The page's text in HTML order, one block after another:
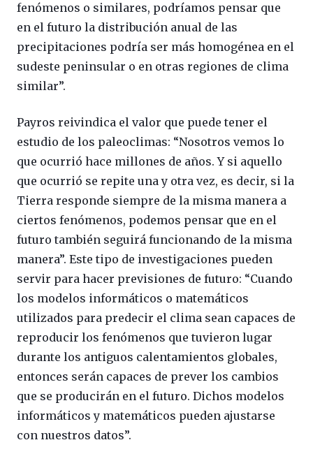
fenómenos o similares, podríamos pensar que
en el futuro la distribución anual de las
precipitaciones podría ser más homogénea en el
sudeste peninsular o en otras regiones de clima
similar”.
Payros reivindica el valor que puede tener el
estudio de los paleoclimas: “Nosotros vemos lo
que ocurrió hace millones de años. Y si aquello
que ocurrió se repite una y otra vez, es decir, si la
Tierra responde siempre de la misma manera a
ciertos fenómenos, podemos pensar que en el
futuro también seguirá funcionando de la misma
manera”. Este tipo de investigaciones pueden
servir para hacer previsiones de futuro: “Cuando
los modelos informáticos o matemáticos
utilizados para predecir el clima sean capaces de
reproducir los fenómenos que tuvieron lugar
durante los antiguos calentamientos globales,
entonces serán capaces de prever los cambios
que se producirán en el futuro. Dichos modelos
informáticos y matemáticos pueden ajustarse
con nuestros datos”.